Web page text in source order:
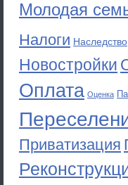
Молодая
Налоги Наследство
Новостройки
Оплата Оценка
Приватизация